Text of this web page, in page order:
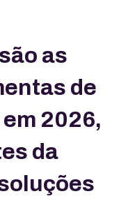
as
de
2026,
da